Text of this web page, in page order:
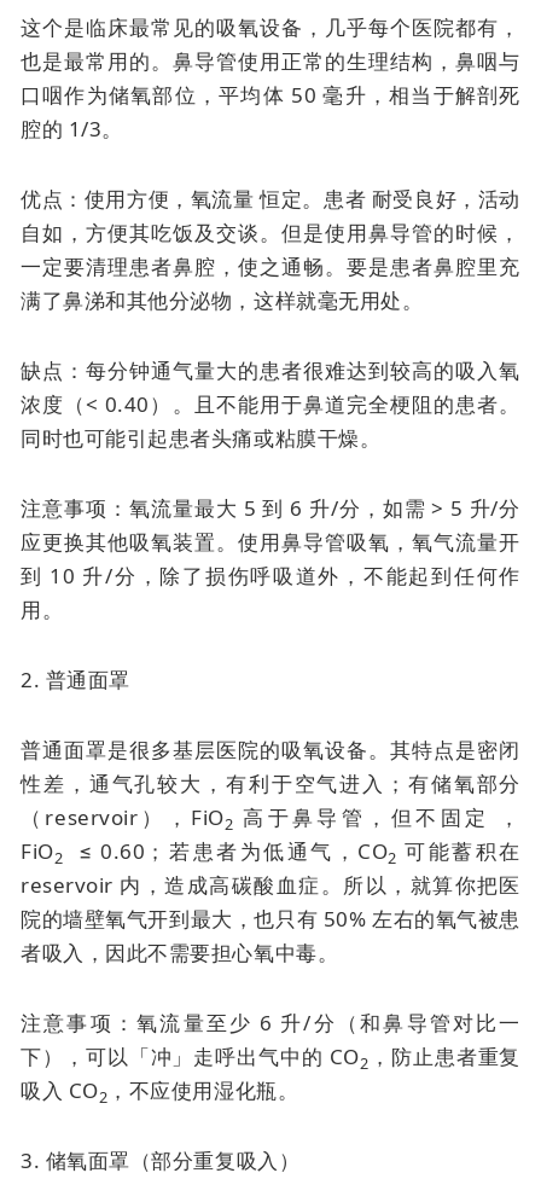
这个是临床最常见的吸氧设备，几乎每个医院都有，
也是最常用的。鼻导管使用正常的生理结构，鼻咽与
口咽作为储氧部位，平均体 50 毫升，相当于解剖死
腔的 1/3。
优点：使用方便， 氧流量恒定。患者 耐受良好，活动
自如，方便其吃饭及交谈。但是使用鼻导管的时候，
一定要清理患者鼻腔，使之通畅。要是患者鼻腔里充
满了鼻涕和其他分泌物，这样就毫无用处。
缺点：每分钟通气量大的患者很难达到较高的吸入氧
浓度（< 0.40）。且不能用于鼻道完全梗阻的患者。
同时也可能引起患者头痛或粘膜干燥。
注意事项：氧流量最大 5 到 6 升/分，如需 > 5 升/分
应更换其他吸氧装置。使用鼻导管吸氧，氧气流量开
到 10 升/分，除了损伤呼吸道外，不能起到任何作
用。
2. 普通面罩
普通面罩是很多基层医院的吸氧设备。其特点是密闭
性差，通气孔较大，有利于空气进入；有储氧部分
（reservoir），FiO2 高于鼻导管，但不固定 ，
FiO2 ≤ 0.60；若患者为低通气，CO2 可能蓄积在
reservoir 内，造成高碳酸血症。所以，就算你把医
院的墙壁氧气开到最大，也只有 50% 左右的氧气被患
者吸入，因此不需要担心氧中毒。
注意事项：氧流量至少 6 升/分（和鼻导管对比一
下），可以「冲」走呼出气中的 CO2 ，防止患者重复
吸入 CO2 ，不应使用湿化瓶。
3. 储氧面罩（部分重复吸入）